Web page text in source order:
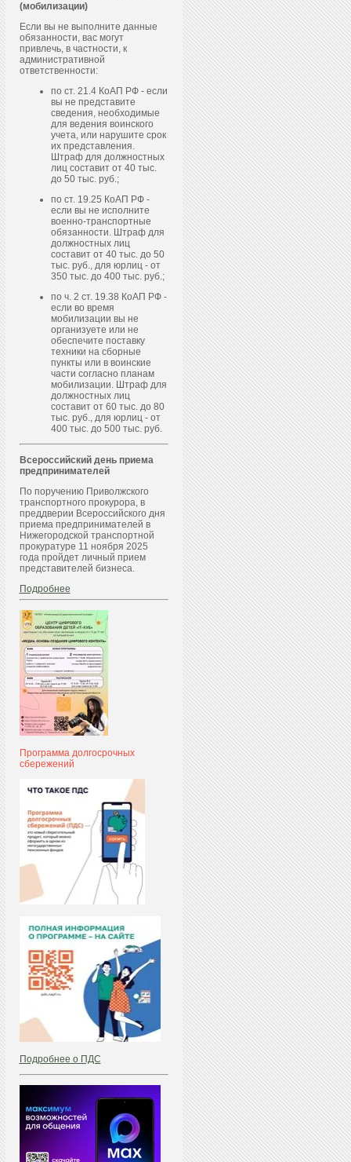
(мобилизации)
Если вы не выполните данные
обязанности, вас могут
привлечь, в частности, к
административной
ответственности:
по ст. 21.4 КоАП РФ - если
вы не представите
сведения, необходимые
для ведения воинского
учета, или нарушите срок
их представления.
Штраф для должностных
лиц составит от 40 тыс.
до 50 тыс. руб.;
по ст. 19.25 КоАП РФ -
если вы не исполните
военно-транспортные
обязанности. Штраф для
должностных лиц
составит от 40 тыс. до 50
тыс. руб., для юрлиц - от
350 тыс. до 400 тыс. руб.;
по ч. 2 ст. 19.38 КоАП РФ -
если во время
мобилизации вы не
организуете или не
обеспечите поставку
техники на сборные
пункты или в воинские
части согласно планам
мобилизации. Штраф для
должностных лиц
составит от 60 тыс. до 80
тыс. руб., для юрлиц - от
400 тыс. до 500 тыс. руб.
Всероссийский день приема
предпринимателей
По поручению Приволжского
транспортного прокурора, в
преддверии Всероссийского дня
приема предпринимателей в
Нижегородской транспортной
прокуратуре 11 ноября 2025
года пройдет личный прием
представителей бизнеса.
Подробнее
Программа долгосрочных
сбережений
Подробнее о ПДС